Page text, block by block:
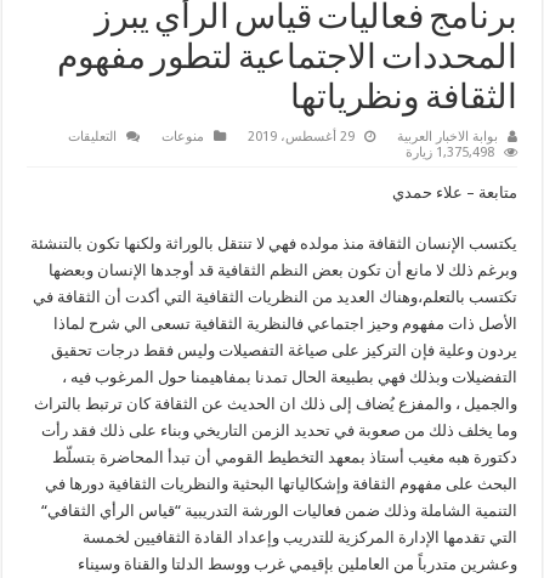
برنامج فعاليات قياس الرأي يبرز
المحددات الاجتماعية لتطور مفهوم
الثقافة ونظرياتها
بوابة الاخبار العربية 29 أغسطس، 2019 منوعات التعليقات
الاجتماعية
لتطور
مفهوم
الثقافة
ونظرياتها
مغلقة
1,375,498 زيارة
متابعة – علاء حمدي
يكتسب الإنسان الثقافة منذ مولده فهي لا تنتقل بالوراثة ولكنها تكون بالتنشئة
وبرغم ذلك لا مانع أن تكون بعض النظم الثقافية قد أوجدها الإنسان وبعضها
تكتسب بالتعلم،وهناك العديد من النظريات الثقافية التي أكدت أن الثقافة في
الأصل ذات مفهوم وحيز اجتماعي فالنظرية الثقافية تسعى الي شرح لماذا
يردون وعلية فإن التركيز على صياغة التفصيلات وليس فقط درجات تحقيق
التفضيلات وبذلك فهي بطبيعة الحال تمدنا بمفاهيمنا حول المرغوب فيه ،
والجميل ، والمفزع يُضاف إلى ذلك ان الحديث عن الثقافة كان ترتبط بالتراث
وما يخلف ذلك من صعوبة في تحديد الزمن التاريخي وبناء على ذلك فقد رأت
دكتورة هبه مغيب أستاذ بمعهد التخطيط القومي أن تبدأ المحاضرة بتسلّط
البحث على مفهوم الثقافة وإشكالياتها البحثية والنظريات الثقافية دورها في
التنمية الشاملة وذلك ضمن فعاليات الورشة التدريبية “قياس الرأي الثقافي“
التي تقدمها الإدارة المركزية للتدريب وإعداد القادة الثقافيين لخمسة
وعشرين متدرباً من العاملين بإقيمي غرب ووسط الدلتا والقناة وسيناء